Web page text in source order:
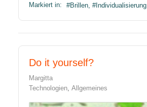
Markiert in:
Brillen Individualisierung
Do it yourself?
Margitta
Technologien Allgemeines